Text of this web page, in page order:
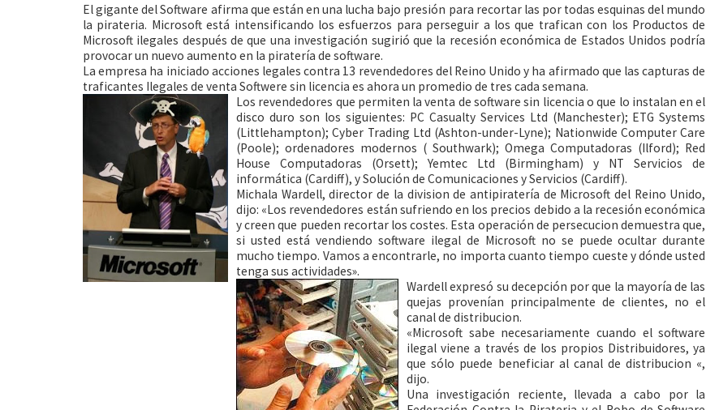
El gigante del Software afirma que están en una lucha bajo presión para recortar las por todas esquinas del mundo
la pirateria. Microsoft está intensificando los esfuerzos para perseguir a los que trafican con los Productos de
Microsoft ilegales después de que una investigación sugirió que la recesión económica de Estados Unidos podría
provocar un nuevo aumento en la piratería de software.
La empresa ha iniciado acciones legales contra 13 revendedores del Reino Unido y ha afirmado que las capturas de
traficantes Ilegales de venta Softwere sin licencia es ahora un promedio de tres cada semana.
Los revendedores que permiten la venta de software sin licencia o que lo instalan en el
disco duro son los siguientes: PC Casualty Services Ltd (Manchester); ETG Systems
(Littlehampton); Cyber Trading Ltd (Ashton-under-Lyne); Nationwide Computer Care
(Poole); ordenadores modernos ( Southwark); Omega Computadoras (Ilford); Red
House Computadoras (Orsett); Yemtec Ltd (Birmingham) y NT Servicios de
informática (Cardiff), y Solución de Comunicaciones y Servicios (Cardiff).
Michala Wardell, director de la division de antipiratería de Microsoft del Reino Unido,
dijo: «Los revendedores están sufriendo en los precios debido a la recesión económica
y creen que pueden recortar los costes. Esta operación de persecucion demuestra que,
si usted está vendiendo software ilegal de Microsoft no se puede ocultar durante
mucho tiempo. Vamos a encontrarle, no importa cuanto tiempo cueste y dónde usted
tenga sus actividades».
Wardell expresó su decepción por que la mayoría de las
quejas provenían principalmente de clientes, no el
canal de distribucion.
«Microsoft sabe necesariamente cuando el software
ilegal viene a través de los propios Distribuidores, ya
que sólo puede beneficiar al canal de distribucion «,
dijo.
Una investigación reciente, llevada a cabo por la